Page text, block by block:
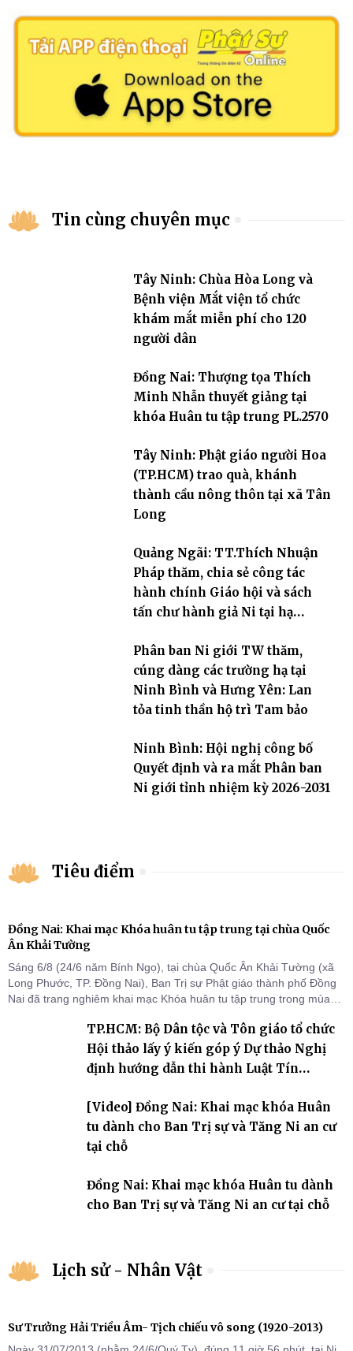
Tin cùng chuyên mục
Tây Ninh: Chùa Hòa Long và
Bệnh viện Mắt viện tổ chức
khám mắt miễn phí cho 120
người dân
Đồng Nai: Thượng tọa Thích
Minh Nhẫn thuyết giảng tại
khóa Huân tu tập trung PL.2570
Tây Ninh: Phật giáo người Hoa
(TP.HCM) trao quà, khánh
thành cầu nông thôn tại xã Tân
Long
Quảng Ngãi: TT.Thích Nhuận
Pháp thăm, chia sẻ công tác
hành chính Giáo hội và sách
tấn chư hành giả Ni tại hạ
tỉnh
Phân ban Ni giới TW thăm,
cúng dàng các trường hạ tại
Ninh Bình và Hưng Yên: Lan
tỏa tinh thần hộ trì Tam bảo
Ninh Bình: Hội nghị công bố
Quyết định và ra mắt Phân ban
Ni giới tỉnh nhiệm kỳ 2026-2031
Tiêu điểm
Đồng Nai: Khai mạc Khóa huân tu tập trung tại chùa Quốc
Ân Khải Tường
Sáng 6/8 (24/6 năm Bính Ngọ), tại chùa Quốc Ân Khải Tường (xã
Long Phước, TP. Đồng Nai), Ban Trị sự Phật giáo thành phố Đồng
Nai đã trang nghiêm khai mạc Khóa huân tu tập trung trong mùa
chỗ khu vực VII, VIII và trường hạ chùa Quốc Ân Khải Tường.
TP.HCM: Bộ Dân tộc và Tôn giáo tổ chức
Hội thảo lấy ý kiến góp ý Dự thảo Nghị
định hướng dẫn thi hành Luật Tín
[Video] Đồng Nai: Khai mạc khóa Huân
tu dành cho Ban Trị sự và Tăng Ni an cư
tại chỗ
Đồng Nai: Khai mạc khóa Huân tu dành
cho Ban Trị sự và Tăng Ni an cư tại chỗ
Lịch sử - Nhân Vật
Sư Trưởng Hải Triều Âm- Tịch chiếu vô song (1920-2013)